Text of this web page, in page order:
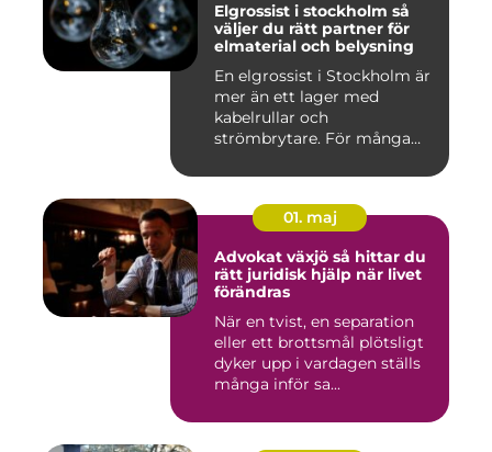
Elgrossist i stockholm så
väljer du rätt partner för
elmaterial och belysning
En elgrossist i Stockholm är
mer än ett lager med
kabelrullar och
strömbrytare. För många
01. maj
Advokat växjö så hittar du
rätt juridisk hjälp när livet
förändras
När en tvist, en separation
eller ett brottsmål plötsligt
dyker upp i vardagen ställs
många inför sa...